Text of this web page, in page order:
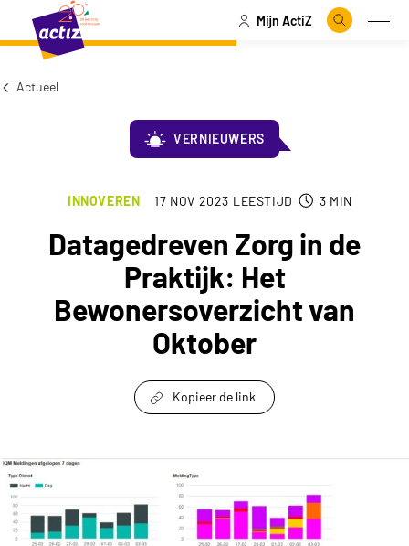
Naar hoofdinhoud
Naar menu Mijn ActiZ
Zoeken
Actueel
VERNIEUWERS
INNOVEREN 17 NOV 2023 LEESTIJD 3 MIN
Datagedreven Zorg in de
Praktijk: Het
Bewonersoverzicht van
Oktober
Kopieer de link
Datagedreven Zorg in de Praktijk: Het